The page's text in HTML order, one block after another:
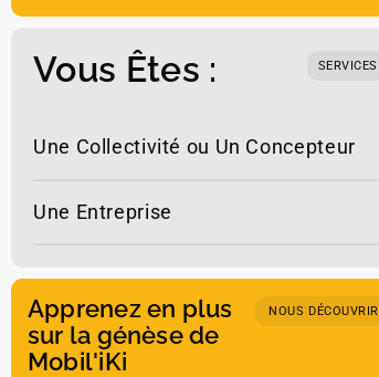
Vous Êtes : SERVICES
Une Collectivité ou Un Concepteur
Une Entreprise
Apprenez en plus
sur la génèse de
Mobil'iKi
NOUS DÉCOUVRIR